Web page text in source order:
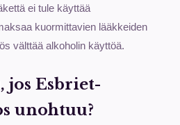
ei tule käyttää
kuormittavien lääkkeiden
välttää alkoholin käyttöä.
jos Esbriet-
unohtuu?